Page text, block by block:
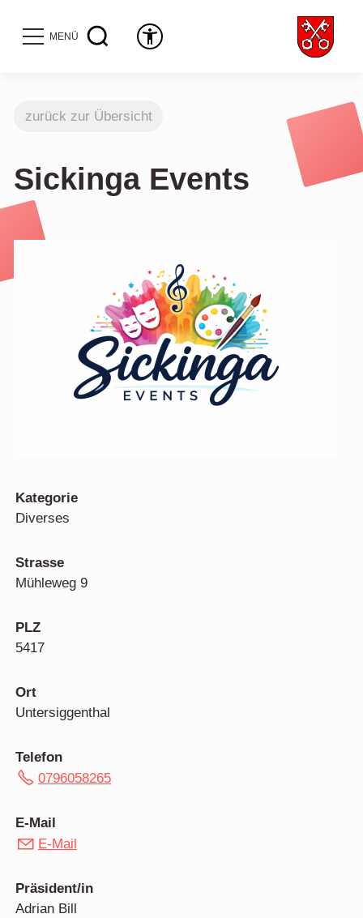
MENÜ
zurück zur Übersicht
Sickinga Events
Kategorie
Diverses
Strasse
Mühleweg 9
PLZ
5417
Ort
Untersiggenthal
Telefon
0796058265
E-Mail
E-Mail
Präsident/in
Adrian Bill